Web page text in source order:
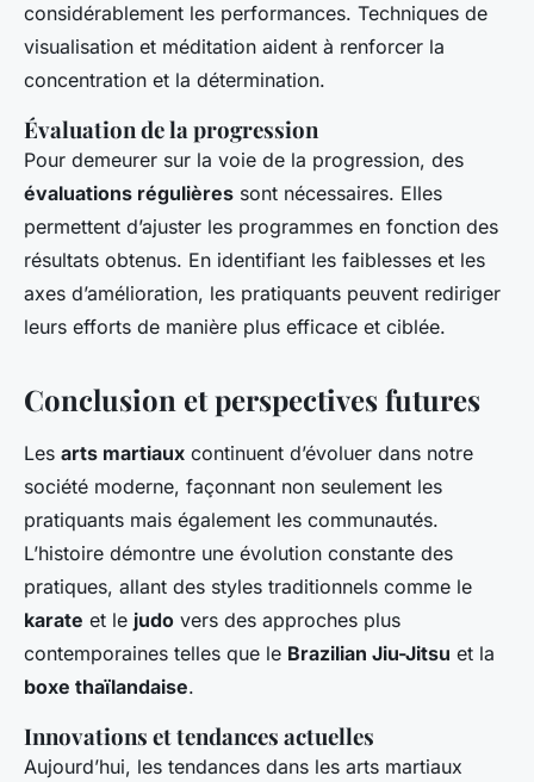
considérablement les performances. Techniques de
visualisation et méditation aident à renforcer la
concentration et la détermination.
Évaluation de la progression
Pour demeurer sur la voie de la progression, des
évaluations régulières sont nécessaires. Elles
permettent d’ajuster les programmes en fonction des
résultats obtenus. En identifiant les faiblesses et les
axes d’amélioration, les pratiquants peuvent rediriger
leurs efforts de manière plus efficace et ciblée.
Conclusion et perspectives futures
Les arts martiaux continuent d’évoluer dans notre
société moderne, façonnant non seulement les
pratiquants mais également les communautés.
L’histoire démontre une évolution constante des
pratiques, allant des styles traditionnels comme le
karate et le judo vers des approches plus
contemporaines telles que le Brazilian Jiu-Jitsu et la
boxe thaïlandaise.
Innovations et tendances actuelles
Aujourd’hui, les tendances dans les arts martiaux